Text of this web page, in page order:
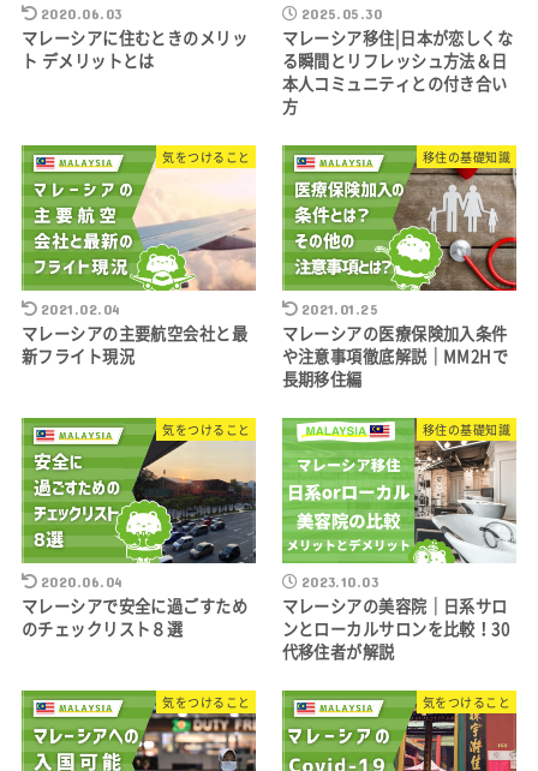
2020.06.03
マレーシアに住むときのメリッ
ト デメリットとは
2025.05.30
マレーシア移住|日本が恋しくな
る瞬間とリフレッシュ方法＆日
本人コミュニティとの付き合い
方
気をつけること
2021.02.04
マレーシアの主要航空会社と最
新フライト現況
移住の基礎知識
2021.01.25
マレーシアの医療保険加入条件
や注意事項徹底解説｜MM2Hで
長期移住編
気をつけること
2020.06.04
マレーシアで安全に過ごすため
のチェックリスト８選
移住の基礎知識
2023.10.03
マレーシアの美容院｜日系サロ
ンとローカルサロンを比較！30
代移住者が解説
気をつけること 気をつけること